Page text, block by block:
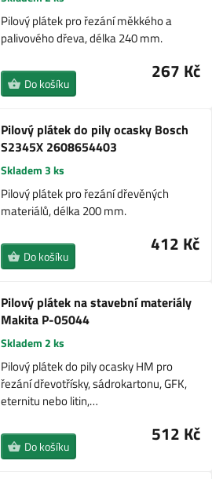
Pilový plátek pro řezání měkkého a
palivového dřeva, délka 240 mm.
267 Kč
Do košíku
Pilový plátek do pily ocasky Bosch
S2345X 2608654403
Skladem 3 ks
Pilový plátek pro řezání dřevěných
materiálů, délka 200 mm.
412 Kč
Do košíku
Pilový plátek na stavební materiály
Makita P-05044
Skladem 2 ks
Pilový plátek do pily ocasky HM pro
řezání dřevotřísky, sádrokartonu, GFK,
eternitu nebo litin,…
512 Kč
Do košíku